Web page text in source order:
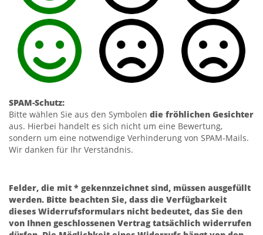
SPAM-Schutz:
Bitte wählen Sie aus den Symbolen die fröhlichen Gesichter
aus. Hierbei handelt es sich nicht um eine Bewertung,
sondern um eine notwendige Verhinderung von SPAM-Mails.
Wir danken für Ihr Verständnis.
Felder, die mit * gekennzeichnet sind, müssen ausgefüllt
werden. Bitte beachten Sie, dass die Verfügbarkeit
dieses Widerrufsformulars nicht bedeutet, das Sie den
von Ihnen geschlossenen Vertrag tatsächlich widerrufen